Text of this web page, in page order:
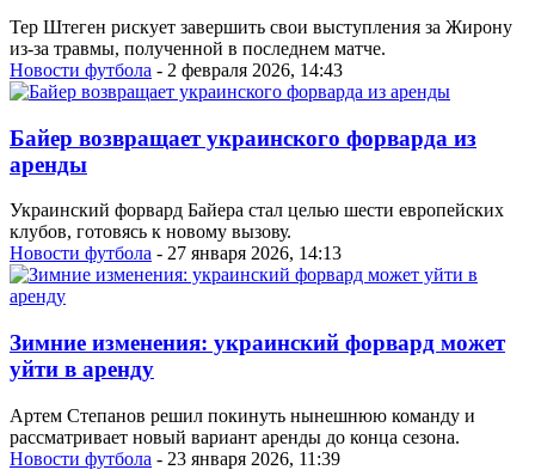
Тер Штеген рискует завершить свои выступления за Жирону
из-за травмы, полученной в последнем матче.
Новости футбола - 2 февраля 2026, 14:43
Байер возвращает украинского форварда из
аренды
Украинский форвард Байера стал целью шести европейских
клубов, готовясь к новому вызову.
Новости футбола - 27 января 2026, 14:13
Зимние изменения: украинский форвард может
уйти в аренду
Артем Степанов решил покинуть нынешнюю команду и
рассматривает новый вариант аренды до конца сезона.
Новости футбола - 23 января 2026, 11:39